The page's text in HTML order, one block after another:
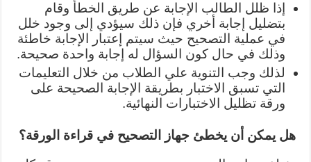
إذا ظلل الطالب الإجابة عن طريق الخطأ وقام
بتضليل إجابة أخري فإن ذلك سيؤدي إلى وجود خلل
في عملية التصحيح حيث سيتم إعتبار الإجابة خاطئة
وذلك في حال كون السؤال له إجابة واحدة صحيحة.
لذلك وجب التنوية علي الطلاب من خلال التعليمات
التي تسبق الاختبار بطريقة الإجابة الصحيحة على
ورقة تظليل الاختبارات النهائية.
هل يمكن أن يخطئ جهاز التصحيح في قراءة الورقة؟